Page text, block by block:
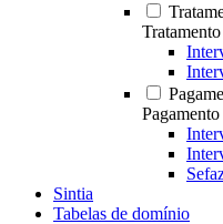
Sintia
Tabelas de domínio